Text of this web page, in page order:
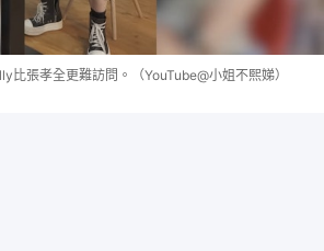
比張孝全更難訪問。（YouTube@小姐不熙娣）